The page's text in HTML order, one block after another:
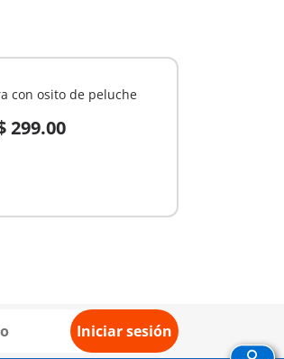
con osito de peluche
299.00
cesta
Iniciar sesión